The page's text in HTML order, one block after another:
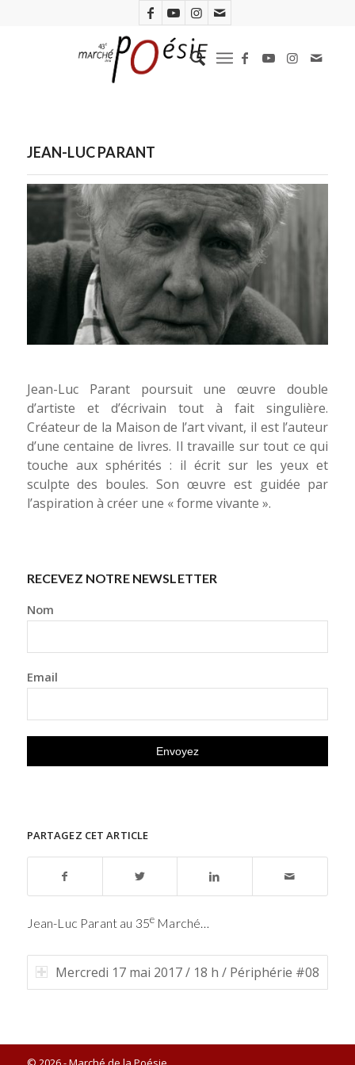
JEAN-LUC PARANT
Jean-Luc Parant poursuit une œuvre double
d’artiste et d’écrivain tout à fait singulière.
Créateur de la Maison de l’art vivant, il est l’auteur
d’une centaine de livres. Il travaille sur tout ce qui
touche aux sphérités : il écrit sur les yeux et
sculpte des boules. Son œuvre est guidée par
l’aspiration à créer une « forme vivante ».
RECEVEZ NOTRE NEWSLETTER
Nom
Email
PARTAGEZ CET ARTICLE
Jean-Luc Parant au 35e Marché…
Mercredi 17 mai 2017 / 18 h / Périphérie #08